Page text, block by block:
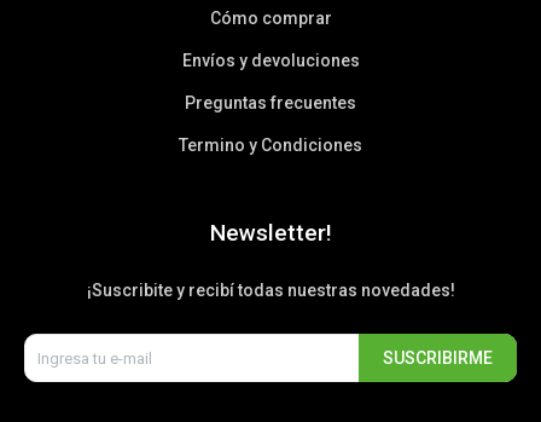
Cómo comprar
Envíos y devoluciones
Preguntas frecuentes
Termino y Condiciones
Newsletter!
¡Suscribite y recibí todas nuestras novedades!
SUSCRIBIRME